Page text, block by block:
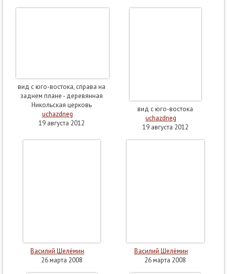
вид с юго-востока, справа на
заднем плане - деревянная
Никольская церковь
uchazdneg
19 августа 2012
вид с юго-востока
uchazdneg
19 августа 2012
Василий Шелёмин
26 марта 2008
Василий Шелёмин
26 марта 2008